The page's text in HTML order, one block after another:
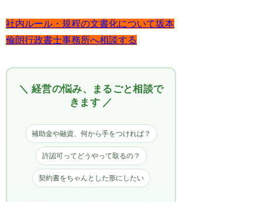
社内ルール・規程の文書化について坂本
倫朗行政書士事務所へ相談する
＼ 経営の悩み、まるごと相談で
きます ／
補助金や融資、何から手をつければ？
許認可ってどうやって取るの？
契約書をちゃんとした形にしたい